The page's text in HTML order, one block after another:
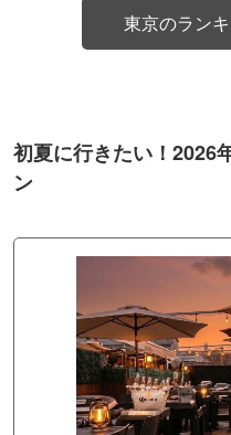
東京のラン
初夏に行きたい！2026
ン